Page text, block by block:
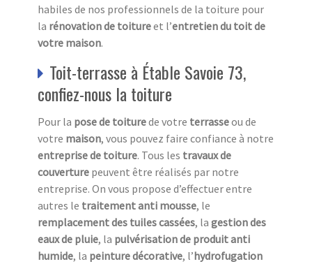
habiles de nos professionnels de la toiture pour
la rénovation de toitureet l’entretien du toit de
votre maison.
Toit-terrasse à Étable Savoie 73,
confiez-nous la toiture
Pour la pose de toiturede votre terrasseou de
votre maison, vous pouvez faire confiance à notre
entreprise de toiture. Tous les travaux de
couverture peuvent être réalisés par notre
entreprise. On vous propose d’effectuer entre
autres le traitement anti mousse, le
remplacement des tuiles cassées, la gestion des
eaux de pluie, la pulvérisation de produit anti
humide, la peinture décorative, l’hydrofugation